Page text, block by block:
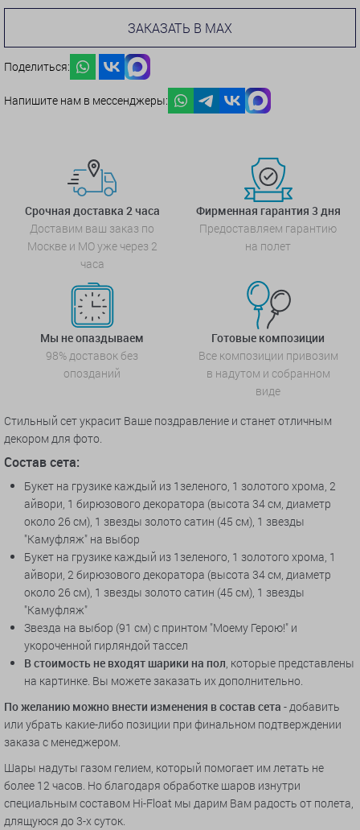
ЗАКАЗАТЬ В MAX
Поделиться:
Напишите нам в мессенджеры:
Срочная доставка 2 часа
Доставим ваш заказ по
Москве и МО уже через 2
часа
Фирменная гарантия 3 дня
Предоставляем гарантию
на полет
Мы не опаздываем
98% доставок без
опозданий
Готовые композиции
Все композиции привозим
в надутом и собранном
виде
Стильный сет украсит Ваше поздравление и станет отличным
декором для фото.
Состав сета:
Букет на грузике каждый из 1зеленого, 1 золотого хрома, 2
айвори, 1 бирюзового декоратора (высота 34 см, диаметр
около 26 см), 1 звезды золото сатин (45 см), 1 звезды
"Камуфляж" на выбор
Букет на грузике каждый из 1зеленого, 1 золотого хрома, 1
айвори, 2 бирюзового декоратора (высота 34 см, диаметр
около 26 см), 1 звезды золото сатин (45 см), 1 звезды
"Камуфляж"
Звезда на выбор (91 см) с принтом "Моему Герою!" и
укороченной гирляндой тассел
В стоимость не входят шарики на пол, которые представлены
на картинке. Вы можете заказать их дополнительно.
По желанию можно внести изменения в состав сета - добавить
или убрать какие-либо позиции при финальном подтверждении
заказа с менеджером.
Шары надуты газом гелием, который помогает им летать не
более 12 часов. Но благодаря обработке шаров изнутри
специальным составом Hi-Float мы дарим Вам радость от полета,
длящуюся до 3-х суток.